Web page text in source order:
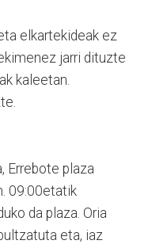
elkartekideak ez
jarri dituzte
kaleetan.
Errebote plaza
09:00etatik
da plaza. Oria
eta, iaz